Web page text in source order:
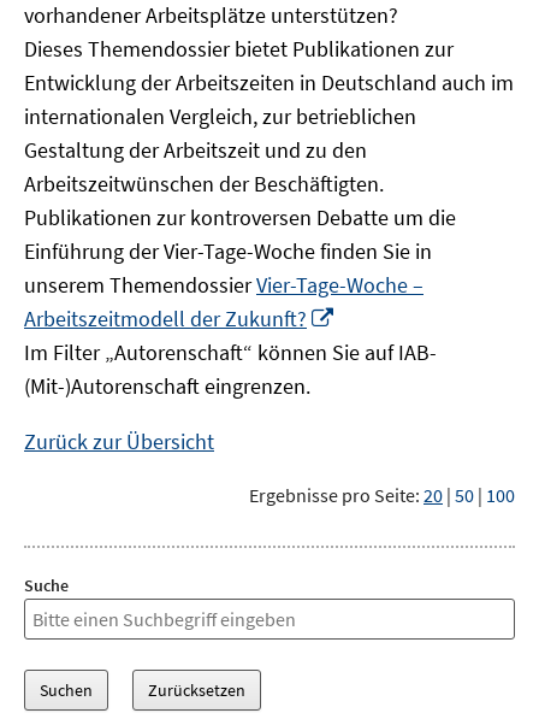
vorhandener Arbeitsplätze unterstützen?
Dieses Themendossier bietet Publikationen zur
Entwicklung der Arbeitszeiten in Deutschland auch im
internationalen Vergleich, zur betrieblichen
Gestaltung der Arbeitszeit und zu den
Arbeitszeitwünschen der Beschäftigten.
Publikationen zur kontroversen Debatte um die
Einführung der Vier-Tage-Woche finden Sie in
unserem ThemendossierVier-Tage-Woche –
Arbeitszeitmodell der Zukunft?
neuem
Im Filter „Autorenschaft“ können Sie auf IAB-
(Mit-)Autorenschaft eingrenzen.
Zurück zur Übersicht
Ergebnisse pro Seite: 20 | 50 | 100
Suche